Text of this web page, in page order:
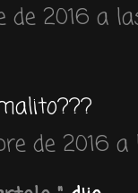
de 2016 a
de 2016 a